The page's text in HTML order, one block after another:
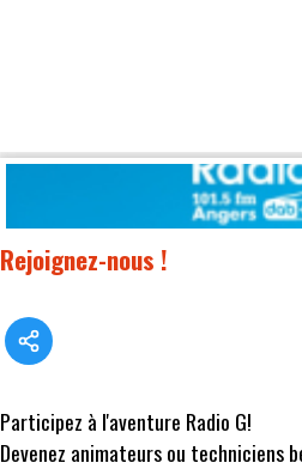
Rejoignez-nous !
Participez à l'aventure Radio G!
Devenez animateurs ou techniciens